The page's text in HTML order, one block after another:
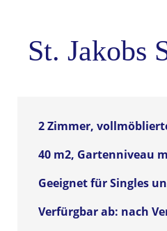
St. Jakobs
2 Zimmer,
40 m2, Gartenniveau
Geeignet für Singles
Verfürgbar ab: nach